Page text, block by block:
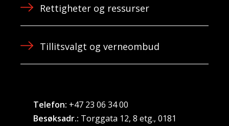
Rettigheter og ressurser
Tillitsvalgt og verneombud
Telefon: +47 23 06 34 00
Besøksadr.: Torggata 12, 8 etg., 0181